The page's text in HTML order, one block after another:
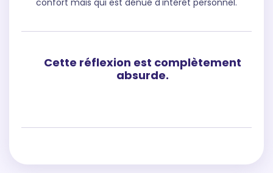
confort mais qui est dénué d'intérêt personnel.
Cette réflexion est complètement
absurde.